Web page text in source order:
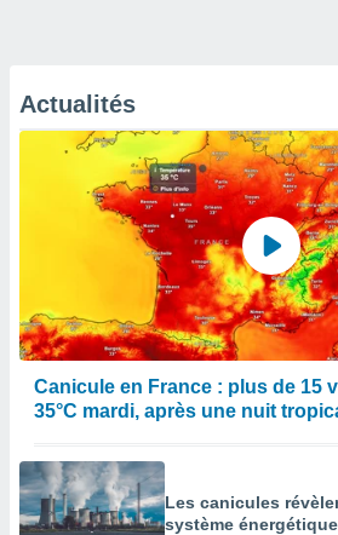
Actualités
Canicule en France : plus de 15
35°C mardi, après une nuit
Les canicules
système